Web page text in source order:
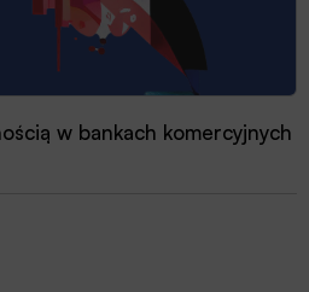
w bankach komercyjnych